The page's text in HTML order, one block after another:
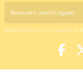
Можете да се отпишете по